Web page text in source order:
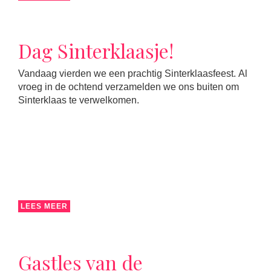
Dag Sinterklaasje!
Vandaag vierden we een prachtig Sinterklaasfeest. Al
vroeg in de ochtend verzamelden we ons buiten om
Sinterklaas te verwelkomen.
LEES MEER
Gastles van de